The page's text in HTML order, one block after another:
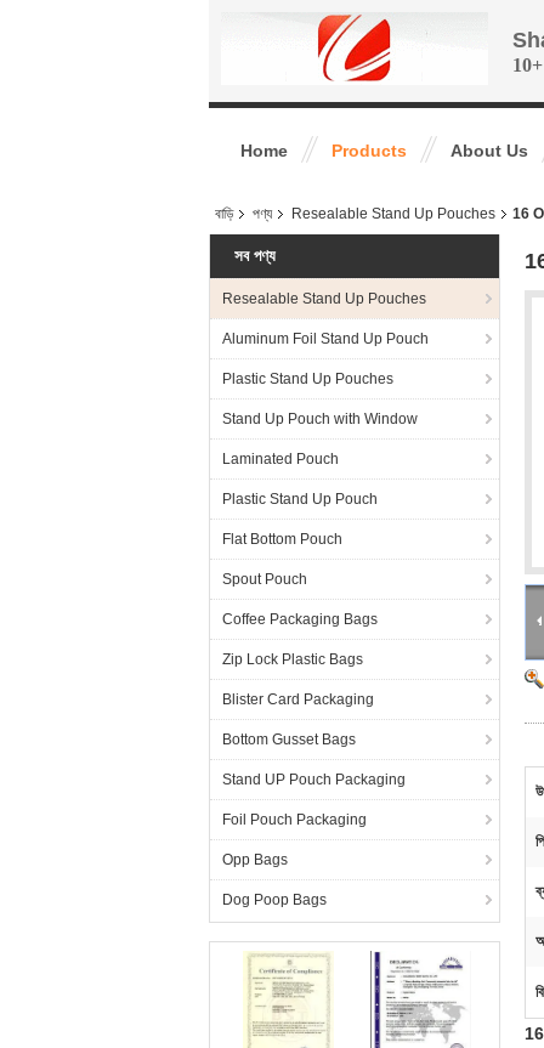
Home Products About Us
বাড়ি পণ্য Resealable Stand Up Pouches 16
সব পণ্য
Resealable Stand Up Pouches
Aluminum Foil Stand Up Pouch
Plastic Stand Up Pouches
Stand Up Pouch with Window
Laminated Pouch
Plastic Stand Up Pouch
Flat Bottom Pouch
Spout Pouch
Coffee Packaging Bags
Zip Lock Plastic Bags
Blister Card Packaging
Bottom Gusset Bags
Stand UP Pouch Packaging
Foil Pouch Packaging
Opp Bags
Dog Poop Bags